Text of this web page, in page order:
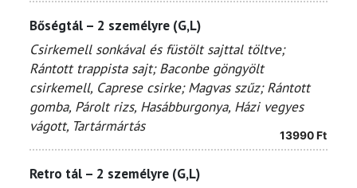
Bőségtál – 2 személyre (G,L)
Csirkemell sonkával és füstölt sajttal töltve;
Rántott trappista sajt; Baconbe göngyölt
csirkemell, Caprese csirke; Magvas szűz; Rántott
gomba, Párolt rizs, Hasábburgonya, Házi vegyes
vágott, Tartármártás
13990Ft
Retro tál – 2 személyre (G,L)